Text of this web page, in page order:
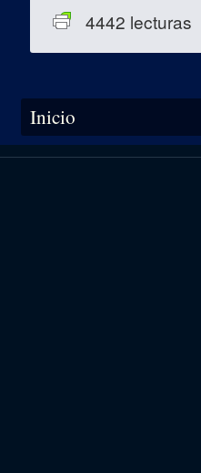
4442 lecturas
Se encuentra usted aquí
Inicio